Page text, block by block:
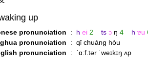
up
pronunciation : h ei 2 ts ɔ ŋ 4 h ɐu
pronunciation
: qǐ chuáng hòu
pronunciation
:
ˈɑːf.tər ˈweɪkɪŋ ʌp